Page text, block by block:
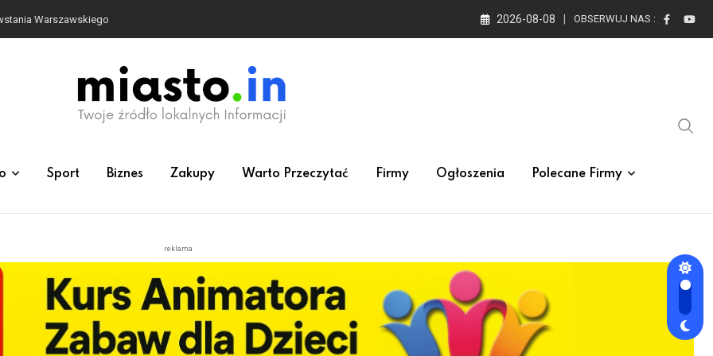
Warszawskiego 2026-08-08 OBSERWUJ NAS :
Sport Biznes Zakupy Warto Przeczytać Firmy Ogłoszenia Polecane Firmy
reklama